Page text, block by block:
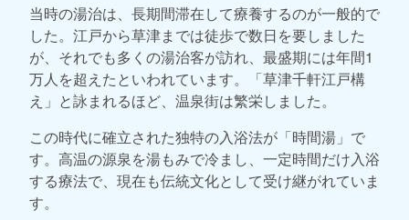
当時の湯治は、長期間滞在して療養するのが一般的で
した。江戸から草津までは徒歩で数日を要しました
が、それでも多くの湯治客が訪れ、最盛期には年間1
万人を超えたといわれています。「草津千軒江戸構
え」と詠まれるほど、温泉街は繁栄しました。
この時代に確立された独特の入浴法が「時間湯」で
す。高温の源泉を湯もみで冷まし、一定時間だけ入浴
する療法で、現在も伝統文化として受け継がれていま
す。